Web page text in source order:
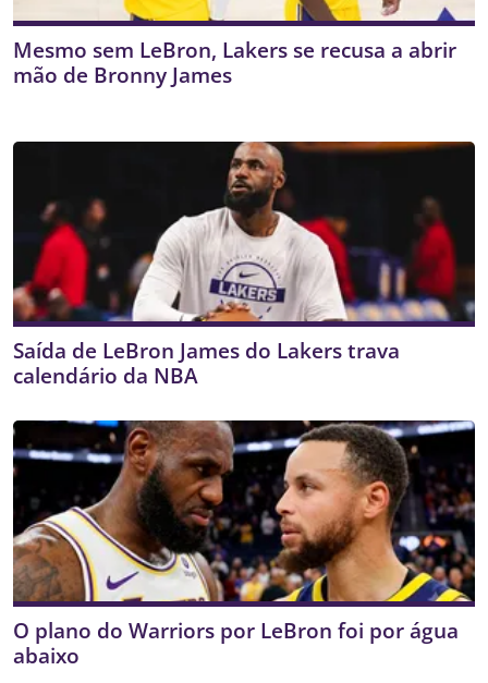
Mesmo sem LeBron, Lakers se recusa a abrir
mão de Bronny James
Saída de LeBron James do Lakers trava
calendário da NBA
O plano do Warriors por LeBron foi por água
abaixo